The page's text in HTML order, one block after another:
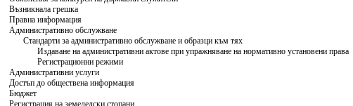
Възникнала грешка
Правна информация
Административно обслужване
Стандарти за административно обслужване и образци към тях
Издаване на административни актове при упражняване на нормативно установени права
Регистрационни режими
Административни услуги
Достъп до обществена информация
Бюджет
Регистрация на земеделски стопани
ОДЗ- Сливен ще превалутира всички левови стойности на таксите и тарифите в евро в нормативно